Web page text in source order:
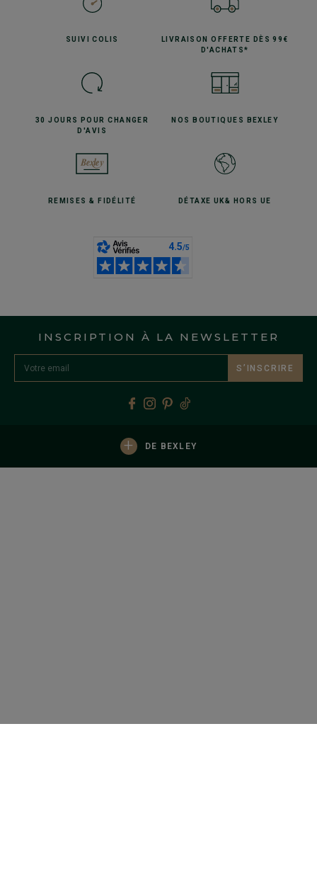
SUIVICOLIS LIVRAISON OFFERTE
DÈS 99€
D'ACHATS*
30 JOURS POURCHANGER
D'AVIS
NOS BOUTIQUES BEXLEY
REMISES& FIDÉLITÉ DÉTAXE UK& HORS UE
INSCRIPTION À LA NEWSLETTER
S’INSCRIRE
+ DE BEXLEY